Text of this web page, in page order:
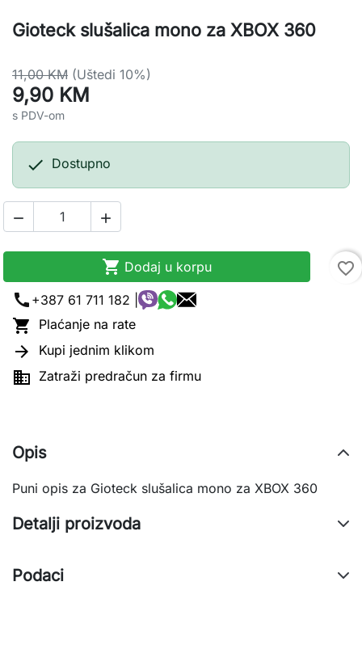
Gioteck slušalica mono za XBOX 360
11,00 KM (Uštedi 10%)
9,90 KM
s PDV-om
 Dostupno
 
 Dodaj u korpu
favorite_border
call +387 61 711 182 |
 Plaćanje na rate
 Kupi jednim klikom
 Zatraži predračun za firmu
Opis
Puni opis za Gioteck slušalica mono za XBOX 360
Detalji proizvoda
Podaci